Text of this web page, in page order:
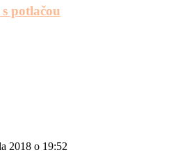
potlačou
2018 o 19:52